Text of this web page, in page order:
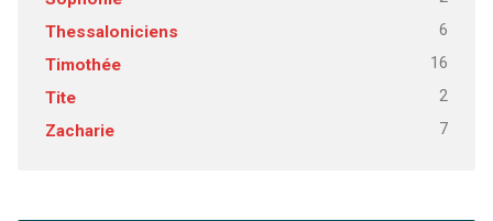
Thessaloniciens 6
Timothée 16
Tite 2
Zacharie 7